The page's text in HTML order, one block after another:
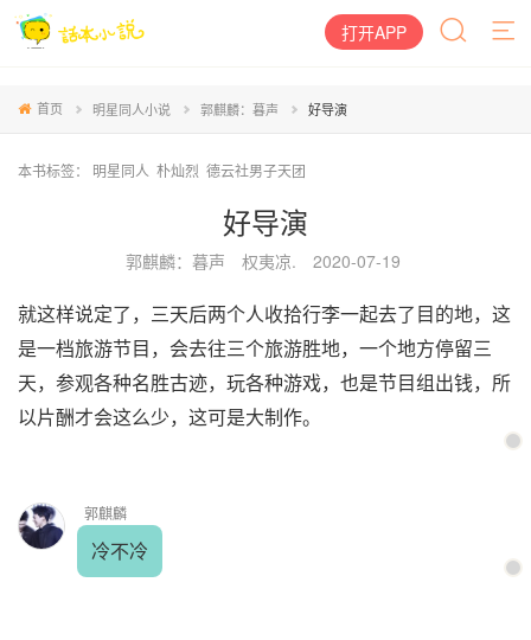
打开APP
首页 明星同人小说 郭麒麟：暮声 好导演
本书标签： 明星同人 朴灿烈 德云社男子天团
好导演
郭麒麟：暮声 权夷凉. 2020-07-19
就这样说定了，三天后两个人收拾行李一起去了目的地，这
是一档旅游节目，会去往三个旅游胜地，一个地方停留三
天，参观各种名胜古迹，玩各种游戏，也是节目组出钱，所
以片酬才会这么少，这可是大制作。
郭麒麟
冷不冷